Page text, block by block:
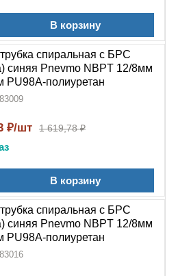
В корзину
спиральная с БРС
синяя Pnevmo NBPT 12/8мм
PU98A-полиуретан
₽/шт 1 619,78 ₽
В корзину
спиральная с БРС
синяя Pnevmo NBPT 12/8мм
PU98A-полиуретан